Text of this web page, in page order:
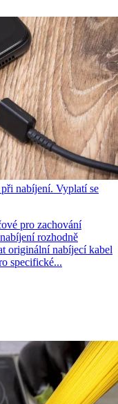
nabíjení. Vyplatí se
pro zachování
rozhodně
originální nabíjecí kabel
specifické...